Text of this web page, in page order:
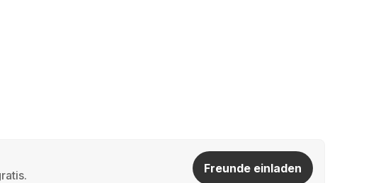
Freunde einladen